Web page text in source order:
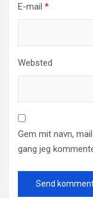
E-mail *
Websted
Gem mit navn,
gang jeg